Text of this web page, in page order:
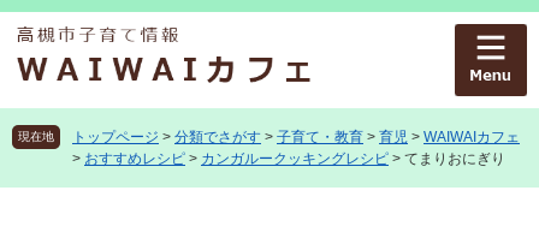
ペ
先
す
メ
を
し
現在地 トップページ > 分類でさがす > 子育て・教育 > 育児 > WAIWAIカフェ
> おすすめレシピ > カンガルークッキングレシピ > てまりおにぎり